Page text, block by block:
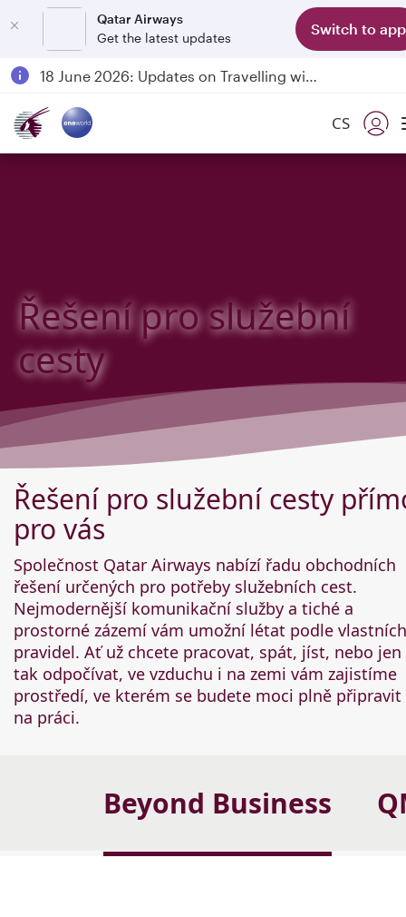
Qatar Airways
Get the latest updates
Switch to app
Passengers flying between Doha and Auckland on QR914 and QR915
18 June 2026: Updates on Travelling with Power Banks
CS
Řešení pro služební
cesty
Řešení pro služební cesty
pro vás
Společnost Qatar Airways nabízí řadu obchodních
řešení určených pro potřeby služebních cest.
Nejmodernější komunikační služby a tiché a
prostorné zázemí vám umožní létat podle vlastních
pravidel. Ať už chcete pracovat, spát, jíst, nebo jen
tak odpočívat, ve vzduchu i na zemi vám zajistíme
prostředí, ve kterém se budete moci plně připravit
na práci.
Beyond Business